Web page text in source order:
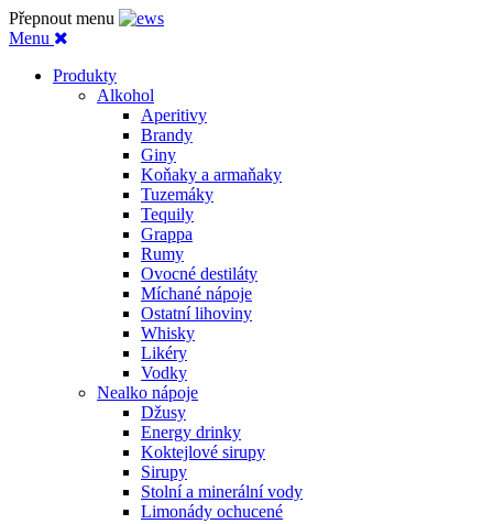
Přepnout menu
Menu
Produkty
Alkohol
Aperitivy
Brandy
Giny
Koňaky a armaňaky
Tuzemáky
Tequily
Grappa
Rumy
Ovocné destiláty
Míchané nápoje
Ostatní lihoviny
Whisky
Likéry
Vodky
Nealko nápoje
Džusy
Energy drinky
Koktejlové sirupy
Sirupy
Stolní a minerální vody
Limonády ochucené